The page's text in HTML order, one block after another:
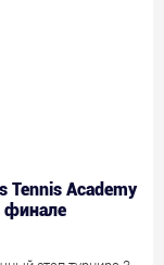
Tennis Academy
финале